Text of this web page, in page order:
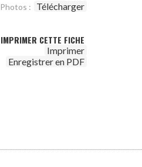
Photos : Télécharger
IMPRIMER CETTE FICHE
Imprimer
Enregistrer en PDF